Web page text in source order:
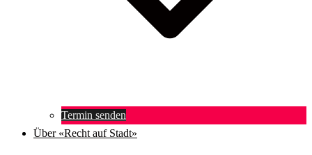
Termin senden
Über «Recht auf Stadt»